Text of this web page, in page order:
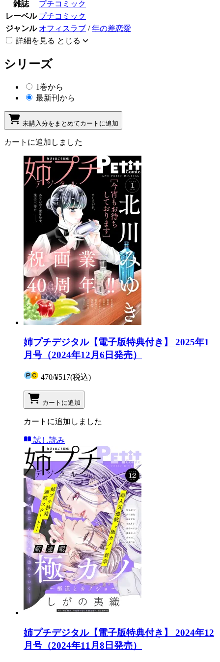
雑誌
プチコミック
レーベル プチコミック
ジャンル オフィスラブ /年の差恋愛
詳細を見る とじる
シリーズ
1巻から
最新刊から
未購入分をまとめてカートに追加
カートに追加しました
姉プチデジタル【電子版特典付き】 2025年1
月号（2024年12月6日発売）
470/¥517(税込)
カートに追加
カートに追加しました
試し読み
姉プチデジタル【電子版特典付き】 2024年12
月号（2024年11月8日発売）